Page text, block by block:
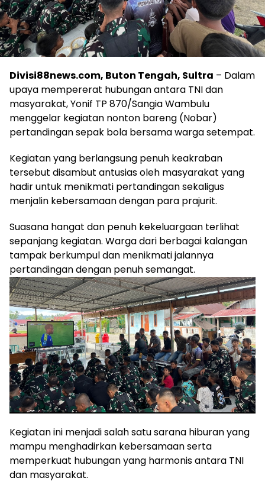
Divisi88news.com, Buton Tengah, Sultra – Dalam
upaya mempererat hubungan antara TNI dan
masyarakat, Yonif TP 870/Sangia Wambulu
menggelar kegiatan nonton bareng (Nobar)
pertandingan sepak bola bersama warga setempat.
Kegiatan yang berlangsung penuh keakraban
tersebut disambut antusias oleh masyarakat yang
hadir untuk menikmati pertandingan sekaligus
menjalin kebersamaan dengan para prajurit.
Suasana hangat dan penuh kekeluargaan terlihat
sepanjang kegiatan. Warga dari berbagai kalangan
tampak berkumpul dan menikmati jalannya
pertandingan dengan penuh semangat.
Kegiatan ini menjadi salah satu sarana hiburan yang
mampu menghadirkan kebersamaan serta
memperkuat hubungan yang harmonis antara TNI
dan masyarakat.